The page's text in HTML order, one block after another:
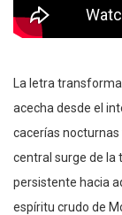
La letra
acecha desde el
cacerías
central surge de la
persistente hacia
espíritu crudo de